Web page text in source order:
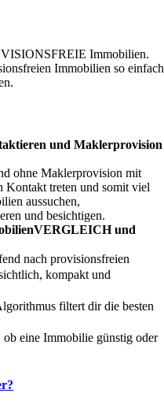
Immobilien.
Immobilien so einfach
und Maklerprovision
ohne Maklerprovision mit
Kontakt treten und somit viel
aussuchen,
und besichtigen.
und
nach provisionsfreien
kompakt und
filtert dir die besten
ob eine Immobilie günstig oder